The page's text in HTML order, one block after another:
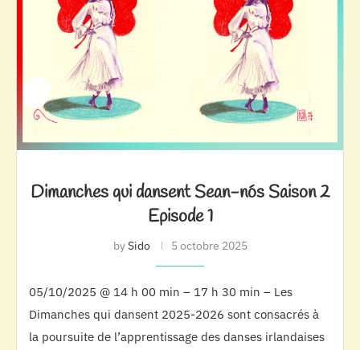
Dimanches qui dansent Sean-nós Saison 2
Episode 1
bySido 5 octobre 2025
05/10/2025 @ 14 h 00 min – 17 h 30 min – Les
Dimanches qui dansent 2025-2026 sont consacrés à
la poursuite de l’apprentissage des danses irlandaises